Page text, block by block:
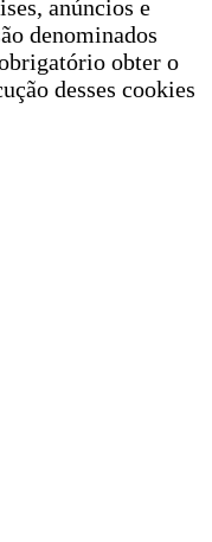
anúncios e
denominados
obter o
desses cookies